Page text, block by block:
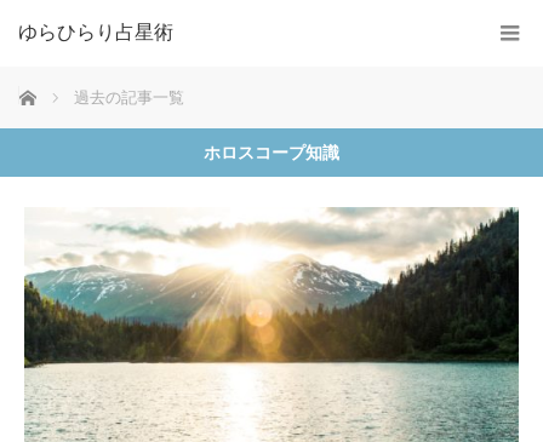
ゆらひらり占星術
ホーム 過去の記事一覧
ホロスコープ知識